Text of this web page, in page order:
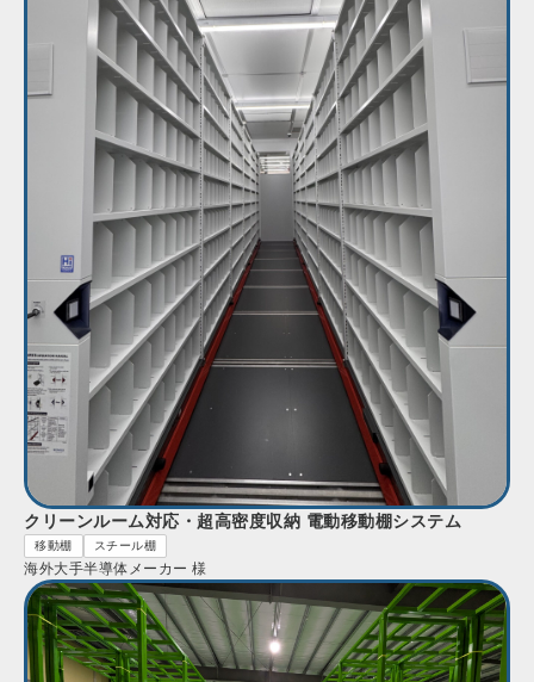
クリーンルーム対応・超高密度収納 電動移動棚システム
移動棚 スチール棚
海外大手半導体メーカー 様